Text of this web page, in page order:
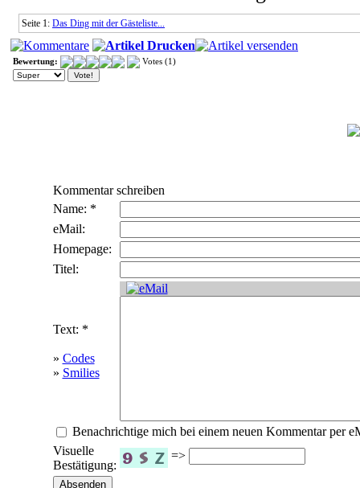
Seite 1: Das Ding mit der Gästeliste...
Bewertung: Votes (1)
Kommentar schreiben
Name: *
eMail:
Homepage:
Titel:
Text: *
» Codes
» Smilies
Benachrichtige mich bei einem neuen Kommentar per
Visuelle
Bestätigung:
=>